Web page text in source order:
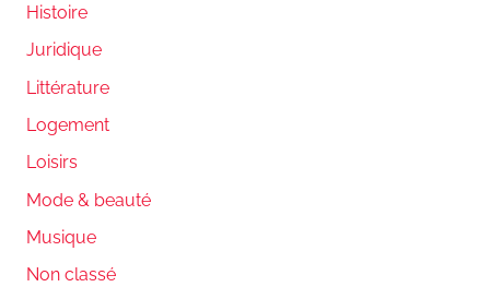
Histoire
Juridique
Littérature
Logement
Loisirs
Mode & beauté
Musique
Non classé